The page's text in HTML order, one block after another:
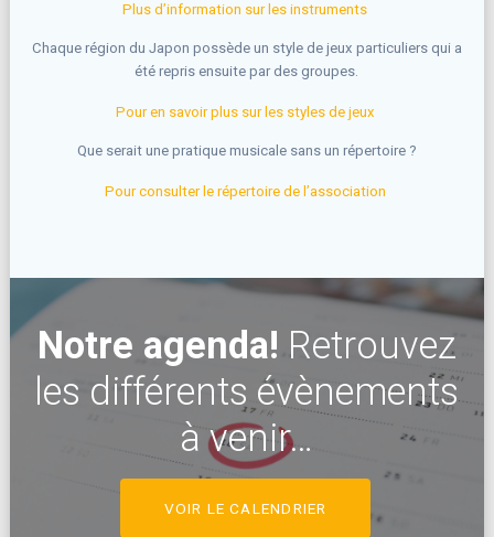
Plus d’information sur les instruments
Chaque région du Japon possède un style de jeux particuliers qui a
été repris ensuite par des groupes.
Pour en savoir plus sur les styles de jeux
Que serait une pratique musicale sans un répertoire ?
Pour consulter le répertoire de l’association
Notre agenda! Retrouvez
les différents évènements
à venir…
VOIR LE CALENDRIER